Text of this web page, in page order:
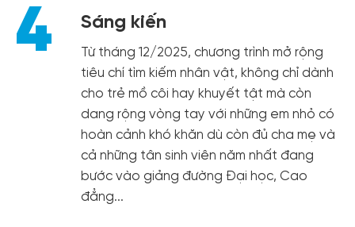
4 Sáng kiến
Từ tháng 12/2025, chương trình mở rộng
tiêu chí tìm kiếm nhân vật, không chỉ dành
cho trẻ mồ côi hay khuyết tật mà còn
dang rộng vòng tay với những em nhỏ có
hoàn cảnh khó khăn dù còn đủ cha mẹ và
cả những tân sinh viên năm nhất đang
bước vào giảng đường Đại học, Cao
đẳng...